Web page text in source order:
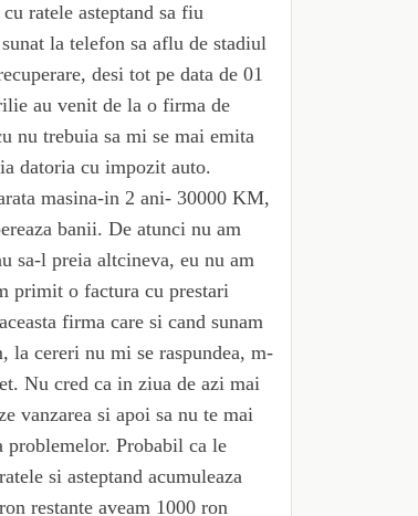
ratele asteptand sa fiu
la telefon sa aflu de stadiul
desi tot pe data de 01
au venit de la o firma de
nu trebuia sa mi se mai emita
datoria cu impozit auto.
masina-in 2 ani- 30000 KM,
banii. De atunci nu am
sa-l preia altcineva, eu nu am
primit o factura cu prestari
firma care si cand sunam
la cereri nu mi se raspundea, m-
Nu cred ca in ziua de azi mai
vanzarea si apoi sa nu te mai
problemelor. Probabil ca le
si asteptand acumuleaza
restante aveam 1000 ron